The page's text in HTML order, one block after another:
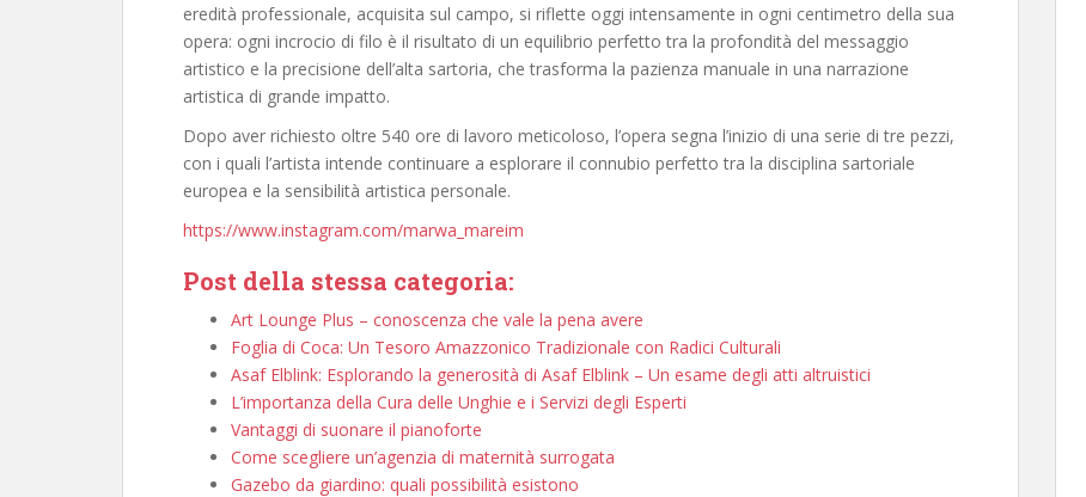
eredità professionale, acquisita sul campo, si riflette oggi intensamente in ogni centimetro della sua
opera: ogni incrocio di filo è il risultato di un equilibrio perfetto tra la profondità del messaggio
artistico e la precisione dell’alta sartoria, che trasforma la pazienza manuale in una narrazione
artistica di grande impatto.
​Dopo aver richiesto oltre 540 ore di lavoro meticoloso, l’opera segna l’inizio di una serie di tre pezzi,
con i quali l’artista intende continuare a esplorare il connubio perfetto tra la disciplina sartoriale
europea e la sensibilità artistica personale.
https://www.instagram.com/marwa_mareim
Post della stessa categoria:
Art Lounge Plus – conoscenza che vale la pena avere
Foglia di Coca: Un Tesoro Amazzonico Tradizionale con Radici Culturali
Asaf Elblink: Esplorando la generosità di Asaf Elblink – Un esame degli atti altruistici
L’importanza della Cura delle Unghie e i Servizi degli Esperti
Vantaggi di suonare il pianoforte
Come scegliere un’agenzia di maternità surrogata
Gazebo da giardino: quali possibilità esistono